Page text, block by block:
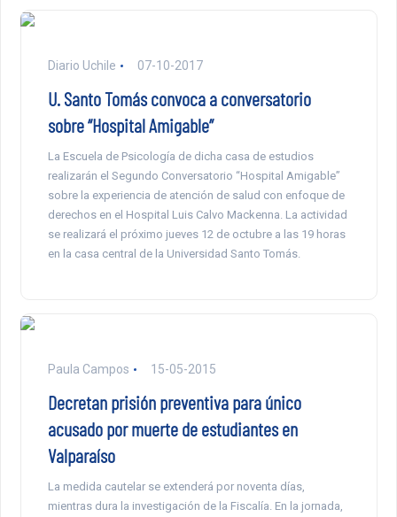
Diario Uchile 07-10-2017
U. Santo Tomás convoca a conversatorio
sobre “Hospital Amigable”
La Escuela de Psicología de dicha casa de estudios
realizarán el Segundo Conversatorio “Hospital Amigable”
sobre la experiencia de atención de salud con enfoque de
derechos en el Hospital Luis Calvo Mackenna. La actividad
se realizará el próximo jueves 12 de octubre a las 19 horas
en la casa central de la Universidad Santo Tomás.
Paula Campos 15-05-2015
Decretan prisión preventiva para único
acusado por muerte de estudiantes en
Valparaíso
La medida cautelar se extenderá por noventa días,
mientras dura la investigación de la Fiscalía. En la jornada,